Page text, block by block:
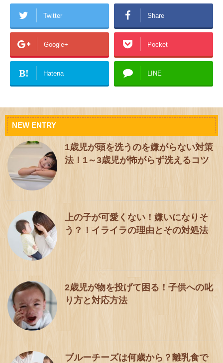
Twitter Share
Google+ Pocket
B! Hatena LINE
NEW ENTRY
1歳児が頭を洗うのを嫌がらない対策
法！1～3歳児が怖がらず洗えるコツ
上の子が可愛くない！嫌いになりそ
う？！イライラの理由とその対処法
2歳児が物を投げて困る！子供への叱
り方と対応方法
ブルーチーズは何歳から？離乳食で